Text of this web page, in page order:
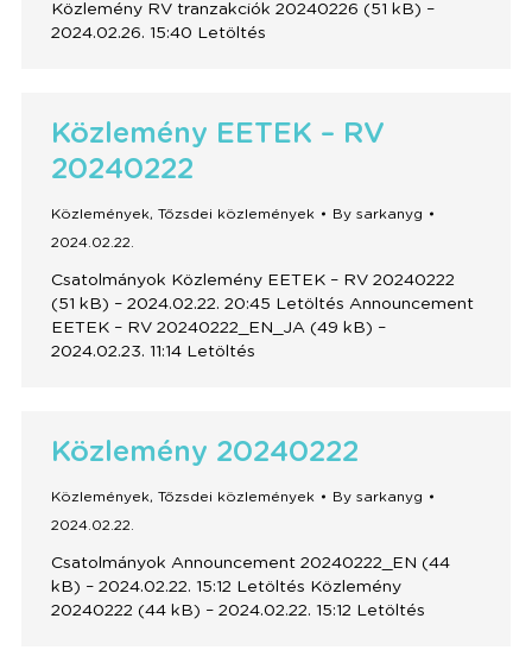
Közlemény RV tranzakciók 20240226 (51 kB) –
2024.02.26. 15:40 Letöltés
Közlemény EETEK – RV
20240222
Közlemények, Tőzsdei közlemények By sarkanyg
2024.02.22.
Csatolmányok Közlemény EETEK – RV 20240222
(51 kB) – 2024.02.22. 20:45 Letöltés Announcement
EETEK – RV 20240222_EN_JA (49 kB) –
2024.02.23. 11:14 Letöltés
Közlemény 20240222
Közlemények, Tőzsdei közlemények By sarkanyg
2024.02.22.
Csatolmányok Announcement 20240222_EN (44
kB) – 2024.02.22. 15:12 Letöltés Közlemény
20240222 (44 kB) – 2024.02.22. 15:12 Letöltés